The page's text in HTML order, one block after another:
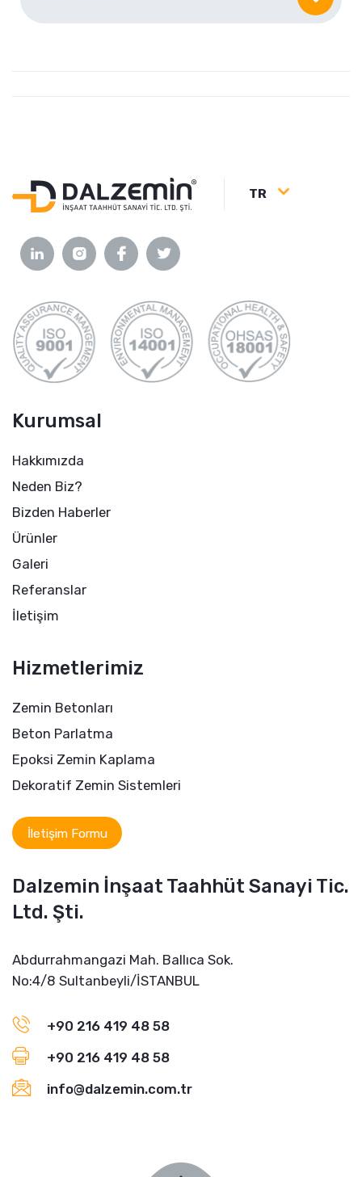
TR
Kurumsal
Hakkımızda
Neden Biz?
Bizden Haberler
Ürünler
Galeri
Referanslar
İletişim
Hizmetlerimiz
Zemin Betonları
Beton Parlatma
Epoksi Zemin Kaplama
Dekoratif Zemin Sistemleri
İletişim Formu
Dalzemin İnşaat Taahhüt Sanayi Tic.
Ltd. Şti.
Abdurrahmangazi Mah. Ballıca Sok.
No:4/8 Sultanbeyli/İSTANBUL
+90 216 419 48 58
+90 216 419 48 58
info@dalzemin.com.tr